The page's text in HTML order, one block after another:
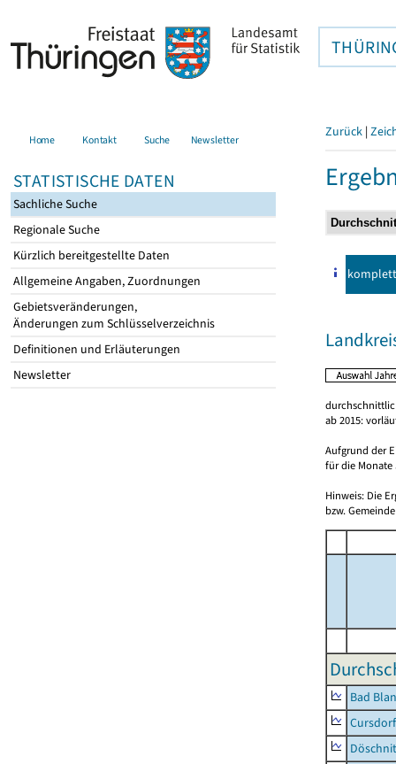
Home Kontakt Suche Newsletter
STATISTISCHE DATEN
Sachliche Suche
Regionale Suche
Kürzlich bereitgestellte Daten
Allgemeine Angaben, Zuordnungen
Gebietsveränderungen,
Änderungen zum Schlüsselverzeichnis
Definitionen und Erläuterungen
Newsletter
Zurück |
komplett
ab 2015:
Aufgrund der
für die Monate
Hinweis: Die
bzw.
Bad
Cursdorf